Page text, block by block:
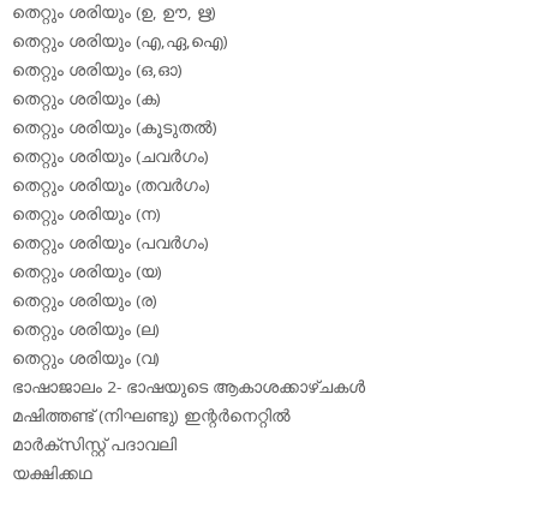
തെറ്റും ശരിയും (ഉ, ഊ, ഋ)
തെറ്റും ശരിയും (എ,ഏ,ഐ)
തെറ്റും ശരിയും (ഒ,ഓ)
തെറ്റും ശരിയും (ക)
തെറ്റും ശരിയും (കൂടുതല്‍)
തെറ്റും ശരിയും (ചവര്‍ഗം)
തെറ്റും ശരിയും (തവര്‍ഗം)
തെറ്റും ശരിയും (ന)
തെറ്റും ശരിയും (പവര്‍ഗം)
തെറ്റും ശരിയും (യ)
തെറ്റും ശരിയും (ര)
തെറ്റും ശരിയും (ല)
തെറ്റും ശരിയും (വ)
ഭാഷാജാലം 2- ഭാഷയുടെ ആകാശക്കാഴ്ചകള്‍
മഷിത്തണ്ട് (നിഘണ്ടു) ഇന്റര്‍നെറ്റില്‍
മാര്‍ക്‌സിസ്റ്റ് പദാവലി
യക്ഷിക്കഥ